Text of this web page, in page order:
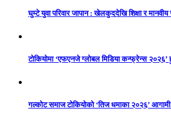
घुम्टे युवा परिवार जापान : खेलकुददेखि शिक्षा र
टोकियोमा ‘एफएनजे ग्लोबल मिडिया कन्फ्रेन्स
गल्कोट समाज टोकियोको ‘तिज धमाका २०२६’